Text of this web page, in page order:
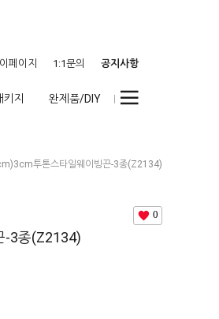
페이지 1:1문의 공지사항
키지 완제품/DIY
투톤스타일웨이빙끈-3종(Z2134)
0
-3종(Z2134)